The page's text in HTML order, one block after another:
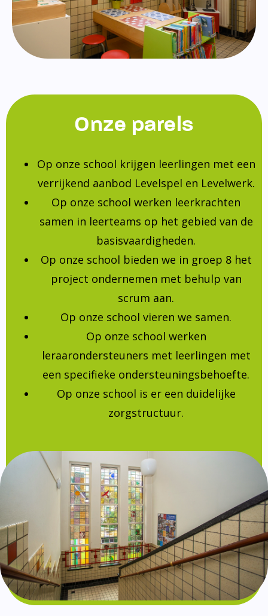
Onze parels
Op onze school krijgen leerlingen met een
verrijkend aanbod Levelspel en Levelwerk.
Op onze school werken leerkrachten
samen in leerteams op het gebied van de
basisvaardigheden.
Op onze school bieden we in groep 8 het
project ondernemen met behulp van
scrum aan.
Op onze school vieren we samen.
Op onze school werken
leraarondersteuners met leerlingen met
een specifieke ondersteuningsbehoefte.
Op onze school is er een duidelijke
zorgstructuur.